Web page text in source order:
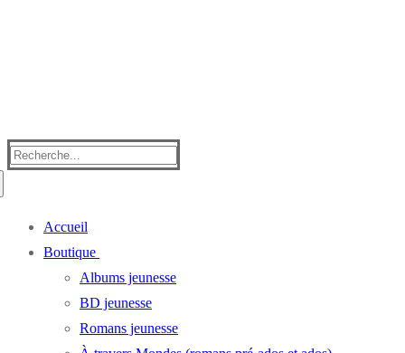
Rechercher
Accueil
Boutique
Albums jeunesse
BD jeunesse
Romans jeunesse